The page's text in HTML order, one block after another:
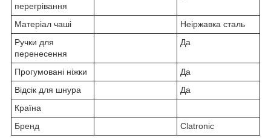
перегрівання
Матеріал чаші
Неіржавка сталь
Ручки для
перенесення
Да
Прогумовані ніжки
Да
Відсік для шнура
Да
Країна
Бренд
Clatronic